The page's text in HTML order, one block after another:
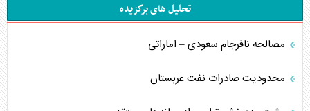
تحلیل های برگزیده
مصالحه نافرجام سعودی – اماراتی
محدودیت صادرات نفت عربستان